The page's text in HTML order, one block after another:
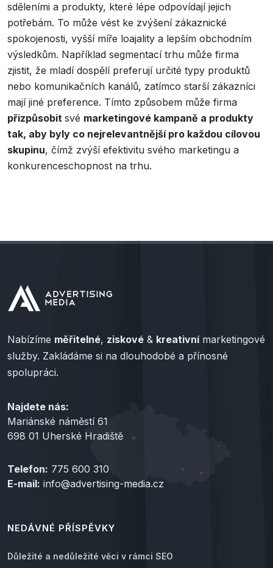
sděleními a produkty, které lépe odpovídají jejich
potřebám. To může vést ke zvýšení zákaznické
spokojenosti, vyšší míře loajality a lepším obchodním
výsledkům. Například segmentací trhu může firma
zjistit, že mladí dospělí preferují určité typy produktů
nebo komunikačních kanálů, zatímco starší zákazníci
mají jiné preference. Tímto způsobem může firma
přizpůsobit své marketingové kampaně a produkty
tak, aby byly co nejrelevantnější pro každou cílovou
skupinu, čímž zvýší efektivitu svého marketingu a
konkurenceschopnost na trhu.
Nabízíme měřitelné, ziskové & kreativnímarketingové
služby. Zakládáme si na dlouhodobé a přínosné
spolupráci.
Najdete nás:
Mariánské náměstí 61
698 01 Uherské Hradiště
Telefon: 775 600 310
E-mail: info@advertising-media.cz
NEDÁVNÉ PŘÍSPĚVKY
Důležité a nedůležité věci v rámci SEO